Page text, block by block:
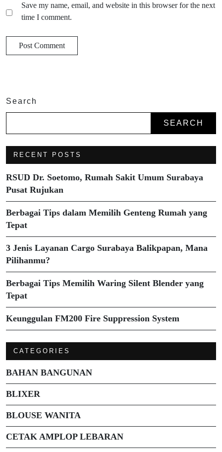
Save my name, email, and website in this browser for the next
time I comment.
Search
SEARCH
RECENT POSTS
RSUD Dr. Soetomo, Rumah Sakit Umum Surabaya
Pusat Rujukan
Berbagai Tips dalam Memilih Genteng Rumah yang
Tepat
3 Jenis Layanan Cargo Surabaya Balikpapan, Mana
Pilihanmu?
Berbagai Tips Memilih Waring Silent Blender yang
Tepat
Keunggulan FM200 Fire Suppression System
CATEGORIES
BAHAN BANGUNAN
BLIXER
BLOUSE WANITA
CETAK AMPLOP LEBARAN